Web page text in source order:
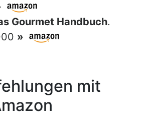
Gourmet Handbuch.
»
mit